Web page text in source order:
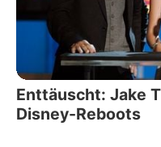
Enttäuscht: Jake
Disney-Reboots